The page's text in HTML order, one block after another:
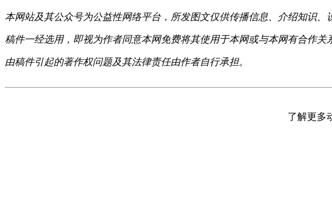
本网站及其公众号为公益性网络平台，所发图文仅供传播信息、介绍知识
稿件一经选用，即视为作者同意本网免费将其使用于本网或与本网有合作
由稿件引起的著作权问题及其法律责任由作者自行承担。
了解更多